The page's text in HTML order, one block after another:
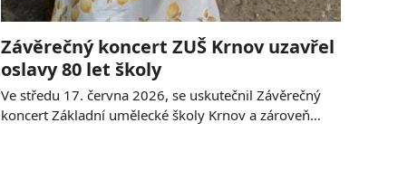
Závěrečný koncert ZUŠ Krnov uzavřel
oslavy 80 let školy
Ve středu 17. června 2026, se uskutečnil Závěrečný
koncert Základní umělecké školy Krnov a zároveň…